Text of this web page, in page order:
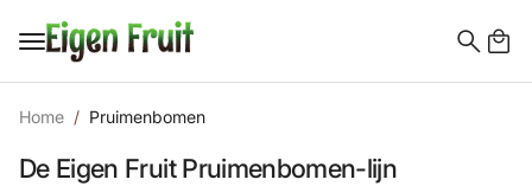
Home Pruimenbomen
De Eigen Fruit Pruimenbomen-lijn